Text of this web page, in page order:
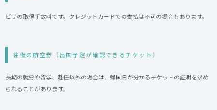
ビザの取得手数料です。クレジットカードでの支払は不可の場合もあります。
往復の航空券（出国予定が確認できるチケット）
長期の就労や留学、赴任以外の場合は、帰国日が分かるチケットの証明を求め
られることがあります。